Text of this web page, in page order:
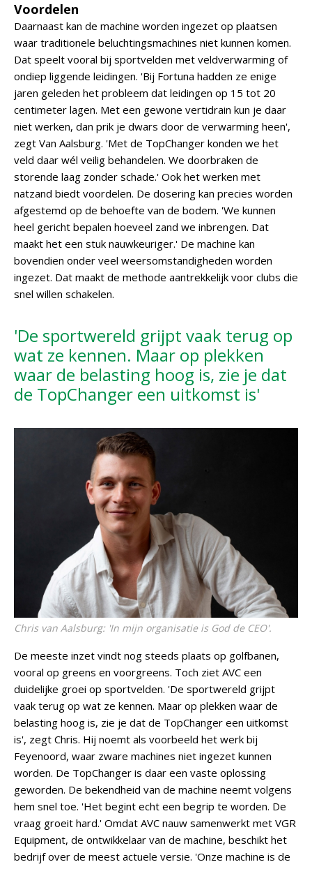
Voordelen
Daarnaast kan de machine worden ingezet op plaatsen
waar traditionele beluchtingsmachines niet kunnen komen.
Dat speelt vooral bij sportvelden met veldverwarming of
ondiep liggende leidingen. 'Bij Fortuna hadden ze enige
jaren geleden het probleem dat leidingen op 15 tot 20
centimeter lagen. Met een gewone vertidrain kun je daar
niet werken, dan prik je dwars door de verwarming heen',
zegt Van Aalsburg. 'Met de TopChanger konden we het
veld daar wél veilig behandelen. We doorbraken de
storende laag zonder schade.' Ook het werken met
natzand biedt voordelen. De dosering kan precies worden
afgestemd op de behoefte van de bodem. 'We kunnen
heel gericht bepalen hoeveel zand we inbrengen. Dat
maakt het een stuk nauwkeuriger.' De machine kan
bovendien onder veel weersomstandigheden worden
ingezet. Dat maakt de methode aantrekkelijk voor clubs die
snel willen schakelen.
'De sportwereld grijpt vaak terug op
wat ze kennen. Maar op plekken
waar de belasting hoog is, zie je dat
de TopChanger een uitkomst is'
Chris van Aalsburg: 'In mijn organisatie is God de CEO'.
De meeste inzet vindt nog steeds plaats op golfbanen,
vooral op greens en voorgreens. Toch ziet AVC een
duidelijke groei op sportvelden. 'De sportwereld grijpt
vaak terug op wat ze kennen. Maar op plekken waar de
belasting hoog is, zie je dat de TopChanger een uitkomst
is', zegt Chris. Hij noemt als voorbeeld het werk bij
Feyenoord, waar zware machines niet ingezet kunnen
worden. De TopChanger is daar een vaste oplossing
geworden. De bekendheid van de machine neemt volgens
hem snel toe. 'Het begint echt een begrip te worden. De
vraag groeit hard.' Omdat AVC nauw samenwerkt met VGR
Equipment, de ontwikkelaar van de machine, beschikt het
bedrijf over de meest actuele versie. 'Onze machine is de